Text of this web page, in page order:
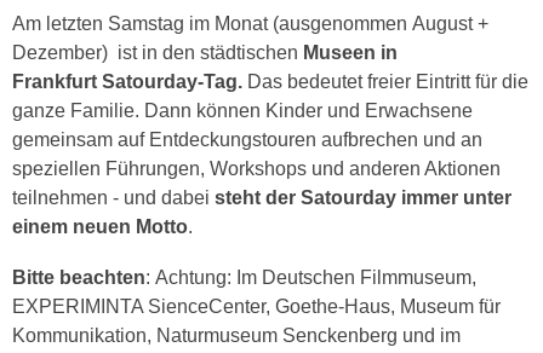
Am letzten Samstag im Monat (ausgenommen August +
Dezember) ist in den städtischen Museen in
Frankfurt Satourday-Tag. Das bedeutet freier Eintritt für die
ganze Familie. Dann können Kinder und Erwachsene
gemeinsam auf Entdeckungstouren aufbrechen und an
speziellen Führungen, Workshops und anderen Aktionen
teilnehmen - und dabei steht der Satourday immer unter
einem neuen Motto.
Bitte beachten: Achtung: Im Deutschen Filmmuseum,
EXPERIMINTA SienceCenter, Goethe-Haus, Museum für
Kommunikation, Naturmuseum Senckenberg und im